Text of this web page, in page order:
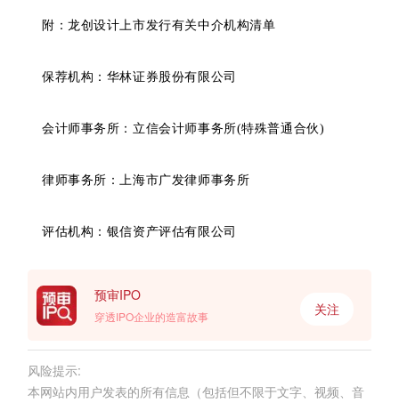
附：龙创设计上市发行有关中介机构清单
保荐机构：华林证券股份有限公司
会计师事务所：立信会计师事务所(特殊普通合伙)
律师事务所：上海市广发律师事务所
评估机构：银信资产评估有限公司
预审IPO
穿透IPO企业的造富故事 关注
风险提示:
本网站内用户发表的所有信息（包括但不限于文字、视频、音